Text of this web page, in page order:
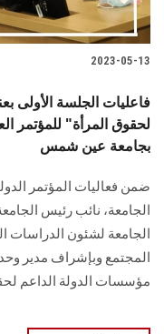
2023-05-13
فاعليات الجلسة الأولى
لحقوق المرأة" للمؤتمر
بجامعة عين شمس
الجامعة، نائب رئيس
الجامعة لشئون الدراسات
المجتمع وبإشراف مدير
مؤسسات الدولة الداعم